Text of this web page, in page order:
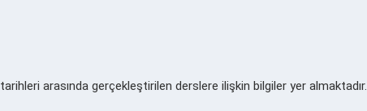
tarihleri arasında gerçekleştirilen derslere ilişkin bilgiler yer almaktadır.